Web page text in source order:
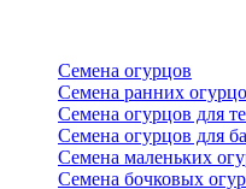
Семена огурцов
Семена ранних
Семена огурцов для
Семена огурцов для
Семена маленьких
Семена бочковых